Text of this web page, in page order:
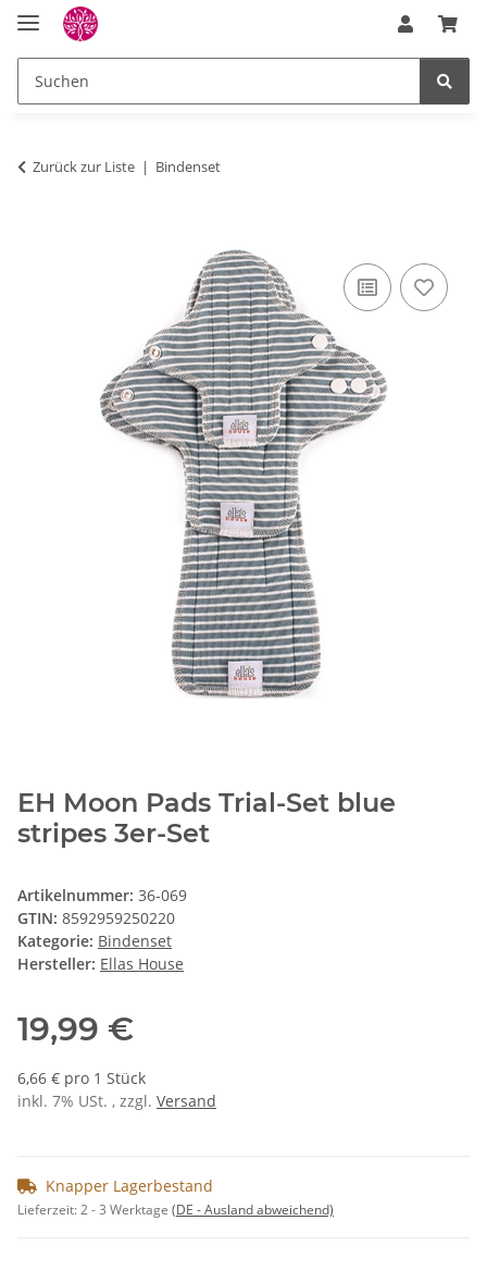
Zurück zur Liste Bindenset
EH Moon Pads Trial-Set blue
stripes 3er-Set
Artikelnummer: 36-069
GTIN: 8592959250220
Kategorie: Bindenset
Hersteller: Ellas House
19,99 €
6,66 € pro 1 Stück
inkl. 7% USt. , zzgl. Versand
Knapper Lagerbestand
Lieferzeit:2 - 3 Werktage (DE - Ausland abweichend)